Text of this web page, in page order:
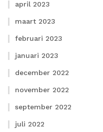
april 2023
maart 2023
februari 2023
januari 2023
december 2022
november 2022
september 2022
juli 2022